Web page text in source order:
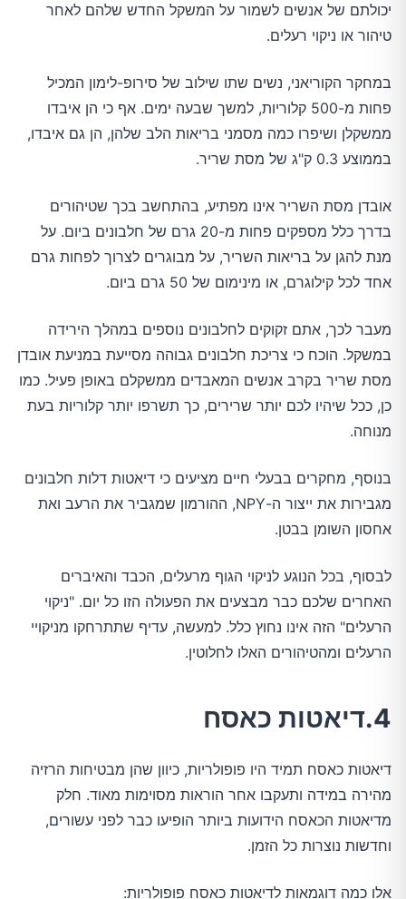
יכולתם של אנשים לשמור על המשקל החדש שלהם לאחר
טיהור או ניקוי רעלים.
במחקר הקוריאני, נשים שתו שילוב של סירופ-לימון המכיל
פחות מ-500 קלוריות, למשך שבעה ימים. אף כי הן איבדו
ממשקלן ושיפרו כמה מסמני בריאות הלב שלהן, הן גם איבדו,
בממוצע 0.3 ק"ג של מסת שריר.
אובדן מסת השריר אינו מפתיע, בהתחשב בכך שטיהורים
בדרך כלל מספקים פחות מ-20 גרם של חלבונים ביום. על
מנת להגן על בריאות השריר, על מבוגרים לצרוך לפחות גרם
אחד לכל קילוגרם, או מינימום של 50 גרם ביום.
מעבר לכך, אתם זקוקים לחלבונים נוספים במהלך הירידה
במשקל. הוכח כי צריכת חלבונים גבוהה מסייעת במניעת אובדן
מסת שריר בקרב אנשים המאבדים ממשקלם באופן פעיל. כמו
כן, ככל שיהיו לכם יותר שרירים, כך תשרפו יותר קלוריות בעת
מנוחה.
בנוסף, מחקרים בבעלי חיים מציעים כי דיאטות דלות חלבונים
מגבירות את ייצור ה-NPY, ההורמון שמגביר את הרעב ואת
אחסון השומן בבטן.
לבסוף, בכל הנוגע לניקוי הגוף מרעלים, הכבד והאיברים
האחרים שלכם כבר מבצעים את הפעולה הזו כל יום. "ניקוי
הרעלים" הזה אינו נחוץ כלל. למעשה, עדיף שתתרחקו מניקויי
הרעלים ומהטיהורים האלו לחלוטין.
4.דיאטות כאסח
דיאטות כאסח תמיד היו פופולריות, כיוון שהן מבטיחות הרזיה
מהירה במידה ותעקבו אחר הוראות מסוימות מאוד. חלק
מדיאטות הכאסח הידועות ביותר הופיעו כבר לפני עשורים,
וחדשות נוצרות כל הזמן.
אלו כמה דוגמאות לדיאטות כאסח פופולריות: